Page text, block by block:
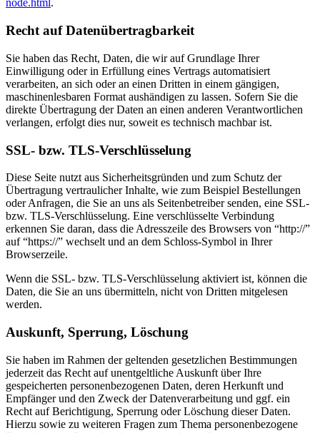
node.html .
Recht auf Datenübertragbarkeit
Sie haben das Recht, Daten, die wir auf Grundlage Ihrer
Einwilligung oder in Erfüllung eines Vertrags automatisiert
verarbeiten, an sich oder an einen Dritten in einem gängigen,
maschinenlesbaren Format aushändigen zu lassen. Sofern Sie die
direkte Übertragung der Daten an einen anderen Verantwortlichen
verlangen, erfolgt dies nur, soweit es technisch machbar ist.
SSL- bzw. TLS-Verschlüsselung
Diese Seite nutzt aus Sicherheitsgründen und zum Schutz der
Übertragung vertraulicher Inhalte, wie zum Beispiel Bestellungen
oder Anfragen, die Sie an uns als Seitenbetreiber senden, eine SSL-
bzw. TLS-Verschlüsselung. Eine verschlüsselte Verbindung
erkennen Sie daran, dass die Adresszeile des Browsers von “http://”
auf “https://” wechselt und an dem Schloss-Symbol in Ihrer
Browserzeile.
Wenn die SSL- bzw. TLS-Verschlüsselung aktiviert ist, können die
Daten, die Sie an uns übermitteln, nicht von Dritten mitgelesen
werden.
Auskunft, Sperrung, Löschung
Sie haben im Rahmen der geltenden gesetzlichen Bestimmungen
jederzeit das Recht auf unentgeltliche Auskunft über Ihre
gespeicherten personenbezogenen Daten, deren Herkunft und
Empfänger und den Zweck der Datenverarbeitung und ggf. ein
Recht auf Berichtigung, Sperrung oder Löschung dieser Daten.
Hierzu sowie zu weiteren Fragen zum Thema personenbezogene